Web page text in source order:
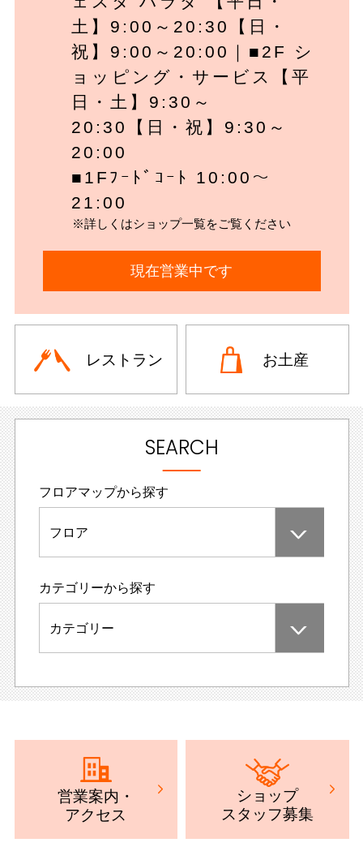
土】9:00～20:30【日・
祝】9:00～20:00｜■2F シ
ョッピング・サービス【平
日・土】9:30～
20:30【日・祝】9:30～
20:00
■1Fﾌｰﾄﾞｺｰﾄ 10:00～
21:00
※詳しくはショップ一覧をご覧ください
現在営業中です
レストラン お土産
SEARCH
フロアマップから探す
フロア
カテゴリーから探す
カテゴリー
営業案内 ・
アクセス
ショップ
スタッフ募集